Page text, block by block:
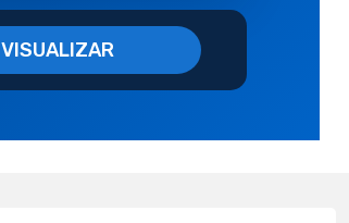
VISUALIZAR